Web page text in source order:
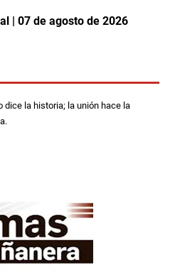
| 07 de agosto de 2026
dice la historia; la unión hace la